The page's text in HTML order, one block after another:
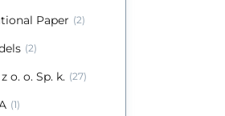
Paper (2)
(2)
o. o. Sp. k. (27)
(1)